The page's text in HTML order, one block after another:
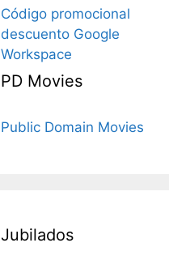
Código promocional
descuento Google
Workspace
PD Movies
Public Domain Movies
Jubilados